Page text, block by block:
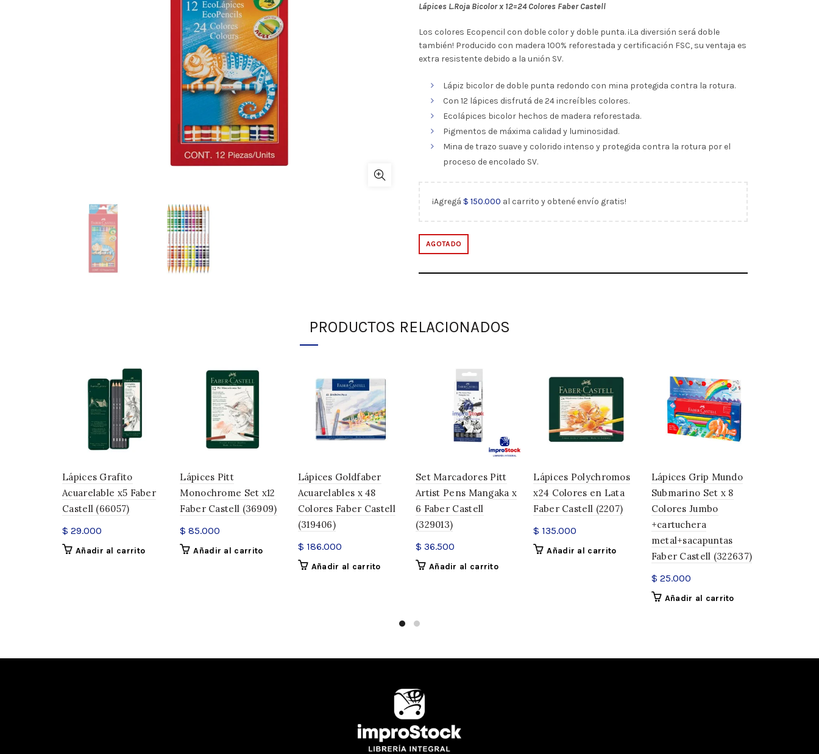
Lápices L.Roja Bicolor x 12=24 Colores Faber Castell
Los colores Ecopencil con doble color y doble punta. ¡La diversión será doble
también! Producido con madera 100% reforestada y certificación FSC, su ventaja es
extra resistente debido a la unión SV.
Lápiz bicolor de doble punta redondo con mina protegida contra la rotura.
Con 12 lápices disfrutá de 24 increíbles colores.
Ecolápices bicolor hechos de madera reforestada.
Pigmentos de máxima calidad y luminosidad.
Mina de trazo suave y colorido intenso y protegida contra la rotura por el
proceso de encolado SV.
¡Agregá $ 150.000 al carrito y obtené envío gratis!
AGOTADO
INFORMACIÓN ADICIONAL
Categorías:
PRODUCTOS RELACIONADOS
Lápices Grafito
Acuarelable x5 Faber
Castell (66057)
$ 29.000
Añadir al carrito
Lápices Pitt
Monochrome Set x12
Faber Castell (36909)
$ 85.000
Añadir al carrito
Lápices Goldfaber
Acuarelables x 48
Colores Faber Castell
(319406)
$ 186.000
Añadir al carrito
Set Marcadores Pitt
Artist Pens Mangaka x
6 Faber Castell
(329013)
$ 36.500
Añadir al carrito
Lápices Polychromos
x24 Colores en Lata
Faber Castell (2207)
$ 135.000
Añadir al carrito
Lápices Grip Mundo
Submarino Set x 8
Colores Jumbo
+cartuchera
metal+sacapuntas
Faber Castell (322637)
$ 25.000
Añadir al carrito